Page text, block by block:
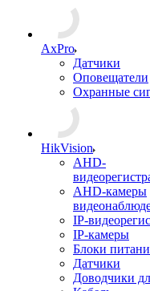
AxPro
Датчики
Оповещатели
Охранные
HikVision
AHD-
AHD-камеры
IP-
IP-камеры
Блоки
Датчики
Доводчики